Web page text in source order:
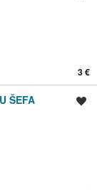
3 €
ŠEFA